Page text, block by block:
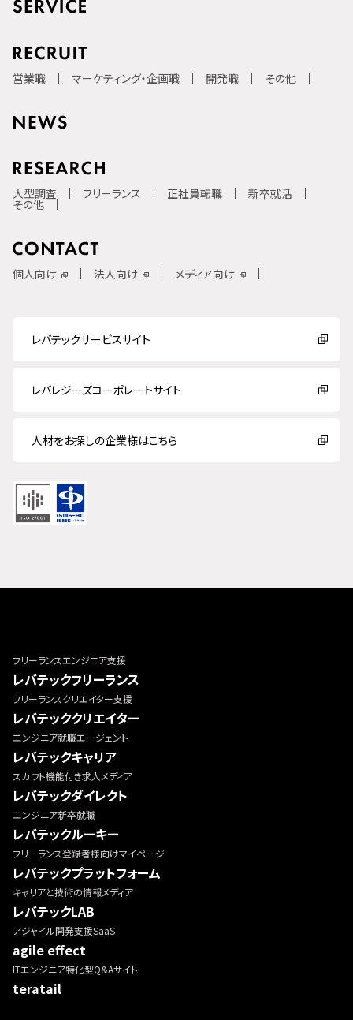
営業職 マーケティング・企画職 開発職 その他
大型調査 フリーランス 正社員転職 新卒就活
その他
個人向け 法人向け メディア向け
レバテックサービスサイト
レバレジーズコーポレートサイト
人材をお探しの企業様はこちら
フリーランスエンジニア支援
レバテックフリーランス
フリーランスクリエイター支援
レバテッククリエイター
エンジニア就職エージェント
レバテックキャリア
スカウト機能付き求人メディア
レバテックダイレクト
エンジニア新卒就職
レバテックルーキー
フリーランス登録者様向けマイページ
レバテックプラットフォーム
キャリアと技術の情報メディア
レバテックLAB
アジャイル開発支援SaaS
agile effect
ITエンジニア特化型Q&Aサイト
teratail